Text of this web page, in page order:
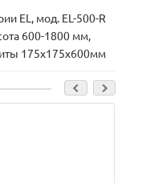
EL, мод. EL-500-R
600-1800 мм,
175х175х600мм